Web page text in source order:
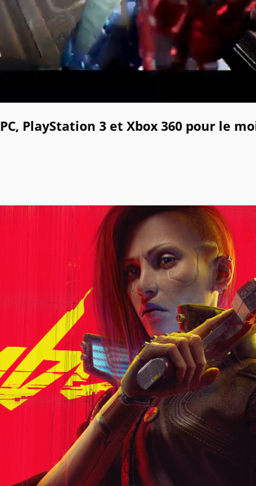
PC, PlayStation 3 et Xbox 360 pour le